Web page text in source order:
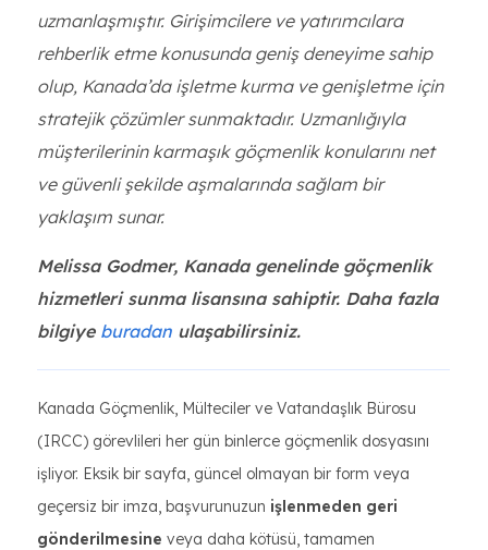
uzmanlaşmıştır. Girişimcilere ve yatırımcılara
rehberlik etme konusunda geniş deneyime sahip
olup, Kanada’da işletme kurma ve genişletme için
stratejik çözümler sunmaktadır. Uzmanlığıyla
müşterilerinin karmaşık göçmenlik konularını net
ve güvenli şekilde aşmalarında sağlam bir
yaklaşım sunar.
Melissa Godmer, Kanada genelinde göçmenlik
hizmetleri sunma lisansına sahiptir. Daha fazla
bilgiye buradan ulaşabilirsiniz.
Kanada Göçmenlik, Mülteciler ve Vatandaşlık Bürosu
(IRCC) görevlileri her gün binlerce göçmenlik dosyasını
işliyor. Eksik bir sayfa, güncel olmayan bir form veya
geçersiz bir imza, başvurunuzun işlenmeden geri
gönderilmesine veya daha kötüsü, tamamen